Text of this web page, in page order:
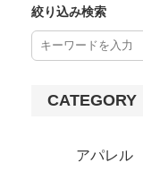
絞り込み検索
CATEGORY
アパレル